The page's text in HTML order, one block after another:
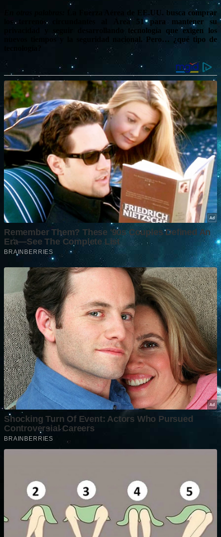
La Fuerza Aérea de EE.UU. busca comprar
los terrenos circundantes al Área 51 para mantener su
privacidad y seguir desarrollando tecnología que exigen los
nuevos tiempos y la seguridad nacional. Pero… ¿qué tipo de